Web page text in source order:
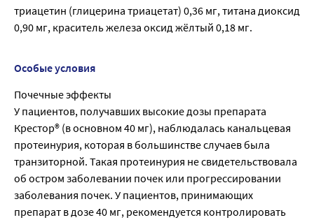
триацетин (глицерина триацетат) 0,36 мг, титана диоксид
0,90 мг, краситель железа оксид жёлтый 0,18 мг.
Особые условия
Почечные эффекты
У пациентов, получавших высокие дозы препарата
Крестор® (в основном 40 мг), наблюдалась канальцевая
протеинурия, которая в большинстве случаев была
транзиторной. Такая протеинурия не свидетельствовала
об остром заболевании почек или прогрессировании
заболевания почек. У пациентов, принимающих
препарат в дозе 40 мг, рекомендуется контролировать